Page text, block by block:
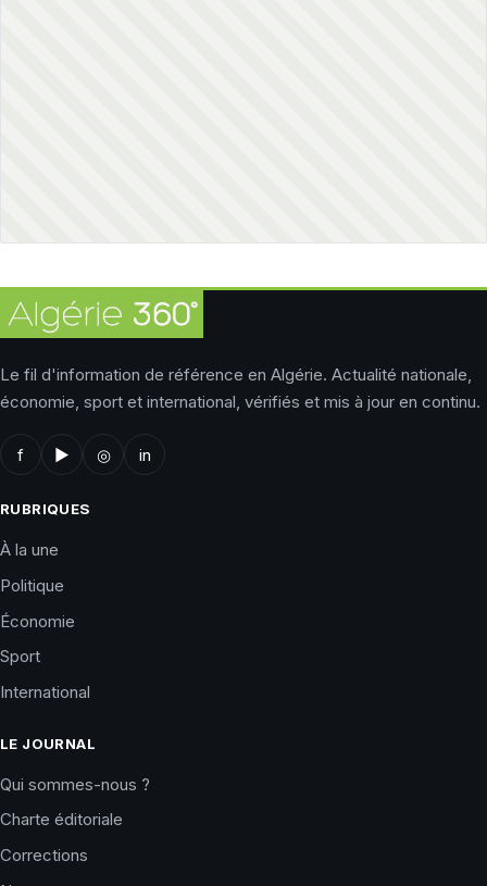
Le fil d'information de référence en Algérie. Actualité nationale,
économie, sport et international, vérifiés et mis à jour en continu.
f ▶ ◎ in
RUBRIQUES
À la une
Politique
Économie
Sport
International
LE JOURNAL
Qui sommes-nous ?
Charte éditoriale
Corrections